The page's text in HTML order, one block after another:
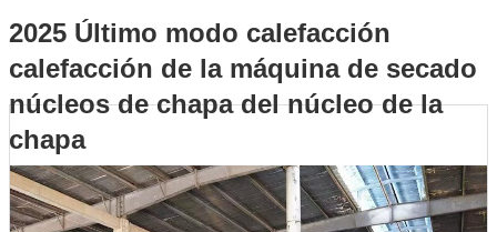
de chapa
máquina de secado núcleos de chapa del núcleo de la chapa
2025 Último modo calefacción
calefacción de la máquina de secado
núcleos de chapa del núcleo de la
chapa